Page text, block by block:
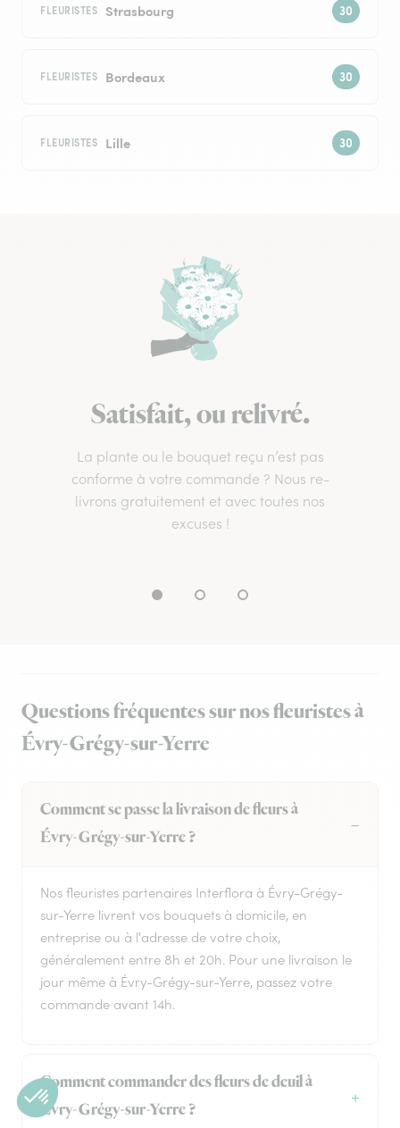
FLEURISTES Strasbourg
FLEURISTES Bordeaux
FLEURISTES Lille
Satisfait, ou relivré.
La plante ou le bouquet reçu n’est pas
conforme à votre commande ? Nous re-
livrons gratuitement et avec toutes nos
excuses !
Questions fréquentes sur nos fleuristes à
Évry-Grégy-sur-Yerre
Comment se passe la livraison de fleurs à
Évry-Grégy-sur-Yerre ?
Nos fleuristes partenaires Interflora à Évry-Grégy-
sur-Yerre livrent vos bouquets à domicile, en
entreprise ou à l'adresse de votre choix,
généralement entre 8h et 20h. Pour une livraison le
jour même à Évry-Grégy-sur-Yerre, passez votre
commande avant 14h.
Comment commander des fleurs de deuil à
Évry-Grégy-sur-Yerre ?